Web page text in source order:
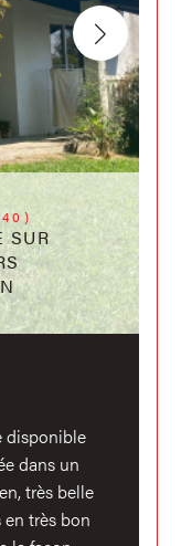
SUR
disponible
dans un
très belle
en très bon